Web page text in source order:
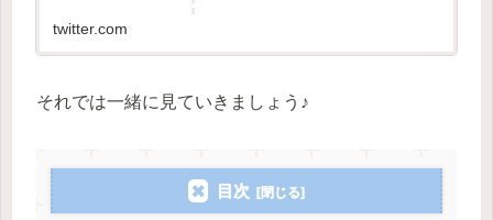
twitter.com
それでは一緒に見ていきましょう♪
目次